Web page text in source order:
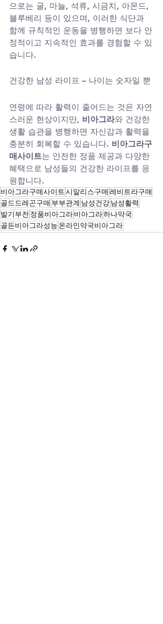
으로는 굴, 마늘, 석류, 시금치, 아몬드,
블루베리 등이 있으며, 이러한 식단과
함께 규칙적인 운동을 병행하면 보다 안
정적이고 지속적인 효과를 경험할 수 있
습니다.
건강한 남성 라이프 – 나이는 숫자일 뿐
연령에 따라 활력이 줄어드는 것은 자연
스러운 현상이지만, 비아그라와 건강한
생활 습관을 병행하면 자신감과 활력을
충분히 회복할 수 있습니다. 비아그라구
매사이트는 안전한 정품 제공과 다양한
혜택으로 남성들의 건강한 라이프를 응
원합니다.
비아그라구매사이트시알리스구매 레비트라구매
골드드레곤구매 부부관계 남성건강남성활력
발기부전 정품비아그라비아그라하나약국
골든비아그라성능 온라인약국비아그라